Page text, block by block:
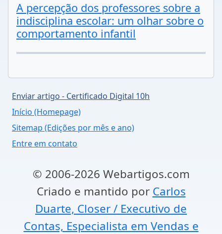
A percepção dos professores sobre a
indisciplina escolar: um olhar sobre o
comportamento infantil
Enviar artigo - Certificado Digital 10h
Início (Homepage)
Sitemap (Edições por mês e ano)
Entre em contato
© 2006-2026 Webartigos.com
Criado e mantido por Carlos
Duarte, Closer / Executivo de
Contas, Especialista em Vendas e